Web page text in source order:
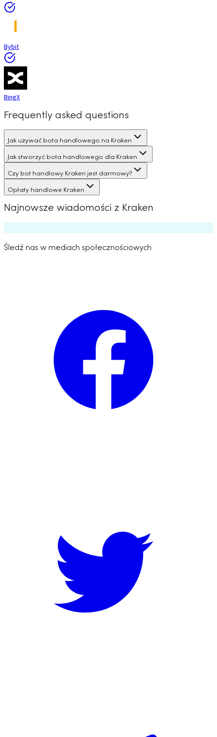
Bybit
BingX
Frequently asked questions
Jak używać bota handlowego na Kraken
Jak stworzyć bota handlowego dla Kraken
Czy bot handlowy Kraken jest darmowy?
Opłaty handlowe Kraken
Najnowsze wiadomości z Kraken
Śledź nas w mediach społecznościowych